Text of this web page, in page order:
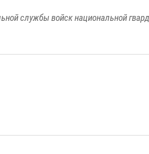
службы войск национальной